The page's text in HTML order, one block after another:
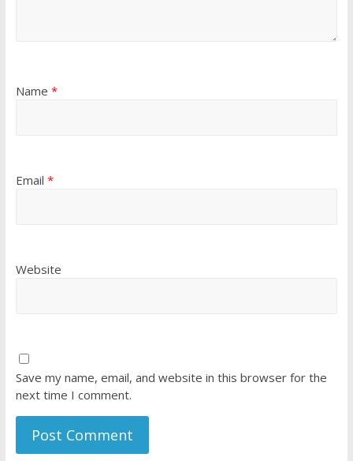
Name *
Email *
Website
Save my name, email, and website in this browser for the
next time I comment.